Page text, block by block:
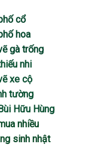
cổ
hoa
gà trống
nhi
xe cộ
tường
Hữu Hùng
nhiều
sinh nhật